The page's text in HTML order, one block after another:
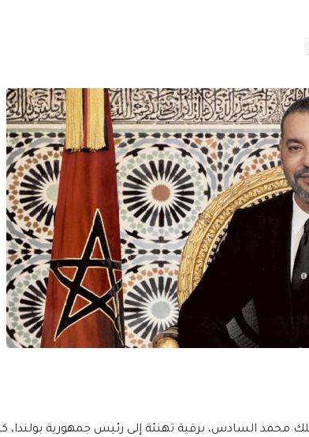
محمد السادس، برقية تهنئة إلى رئيس جمهورية بولندا،